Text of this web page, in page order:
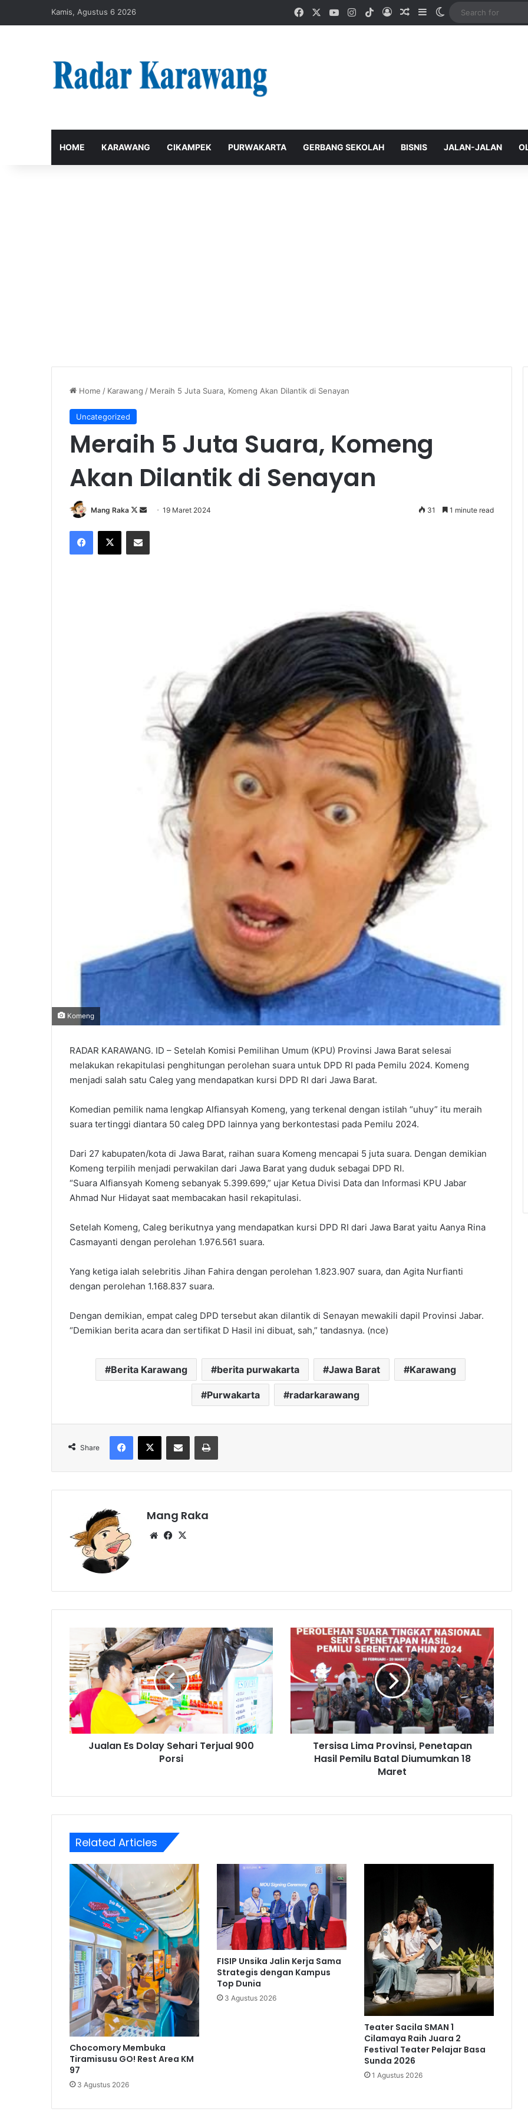
Kamis, Agustus 6 2026 FacebookYouTubeInstagram
TikTokLog InRandom Article
SidebarSwitch skin
HOME KARAWANG CIKAMPEK PURWAKARTA GERBANG SEKOLAH BISNIS JALAN-JALAN
Home / Karawang / Meraih 5 Juta Suara, Komeng Akan Dilantik di Senayan
Uncategorized
Meraih 5 Juta Suara, Komeng
Akan Dilantik di Senayan
Mang Raka
Follow
X
Send19 Maret 2024 31 1 minute read
Facebook
X Share via Email
Komeng
RADAR KARAWANG. ID – Setelah Komisi Pemilihan Umum (KPU) Provinsi Jawa Barat selesai
melakukan rekapitulasi penghitungan perolehan suara untuk DPD RI pada Pemilu 2024. Komeng
menjadi salah satu Caleg yang mendapatkan kursi DPD RI dari Jawa Barat.
Komedian pemilik nama lengkap Alfiansyah Komeng, yang terkenal dengan istilah “uhuy” itu meraih
suara tertinggi diantara 50 caleg DPD lainnya yang berkontestasi pada Pemilu 2024.
Dari 27 kabupaten/kota di Jawa Barat, raihan suara Komeng mencapai 5 juta suara. Dengan demikian
Komeng terpilih menjadi perwakilan dari Jawa Barat yang duduk sebagai DPD RI.
“Suara Alfiansyah Komeng sebanyak 5.399.699,” ujar Ketua Divisi Data dan Informasi KPU Jabar
Ahmad Nur Hidayat saat membacakan hasil rekapitulasi.
Setelah Komeng, Caleg berikutnya yang mendapatkan kursi DPD RI dari Jawa Barat yaitu Aanya Rina
Casmayanti dengan perolehan 1.976.561 suara.
Yang ketiga ialah selebritis Jihan Fahira dengan perolehan 1.823.907 suara, dan Agita Nurfianti
dengan perolehan 1.168.837 suara.
Dengan demikian, empat caleg DPD tersebut akan dilantik di Senayan mewakili dapil Provinsi Jabar.
“Demikian berita acara dan sertifikat D Hasil ini dibuat, sah,” tandasnya. (nce)
Berita Karawang berita purwakarta Jawa Barat Karawang
Purwakarta radarkarawang
Share
Facebook
X Share via Email Print
Mang Raka
WebsiteFacebook
Dolay
Sehari
Terjual
900
Porsi
Jualan Es Dolay Sehari Terjual 900
Porsi
Tersisa
Provinsi,
Penetapan
Hasil
Pemilu
Batal
Diumumkan
18
Tersisa Lima Provinsi, Penetapan
Hasil Pemilu Batal Diumumkan 18
Maret
Related Articles
Chocomory Membuka
Tiramisusu GO! Rest Area KM
97
3 Agustus 2026
FISIP Unsika Jalin Kerja Sama
Strategis dengan Kampus
Top Dunia
3 Agustus 2026
Teater Sacila SMAN 1
Cilamaya Raih Juara 2
Festival Teater Pelajar Basa
Sunda 2026
1 Agustus 2026